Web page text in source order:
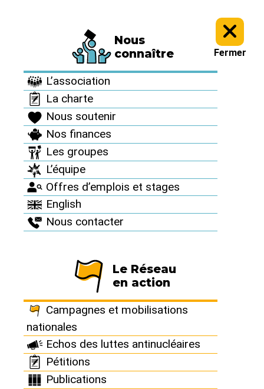
Nous
connaître
L’association
La charte
Nous soutenir
Nos finances
Les groupes
L’équipe
Offres d’emplois et stages
English
Nous contacter
Le Réseau
en action
Campagnes et mobilisations
nationales
Echos des luttes antinucléaires
Pétitions
Publications
Fermer
Informez vous > Revue "Sortir du nucléaire" >
Sortir du nucléaire
Sortir du nucléaire
n°47
Automne 2010
Focus
Les mines d’uranium en
Limousin sont toujours
en activité !